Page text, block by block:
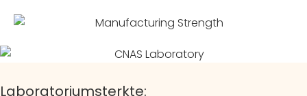
Laboratoriumsterkte: